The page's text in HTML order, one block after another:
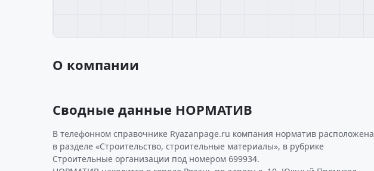
О компании
Сводные данные НОРМАТИВ
В телефонном справочнике Ryazanpage.ru компания норматив расположена
в разделе «Строительство, строительные материалы», в рубрике
Строительные организации под номером 699934.